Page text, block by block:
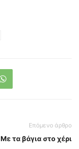
Επόμενο άρθρο
Με τα βάγια στο χέρι